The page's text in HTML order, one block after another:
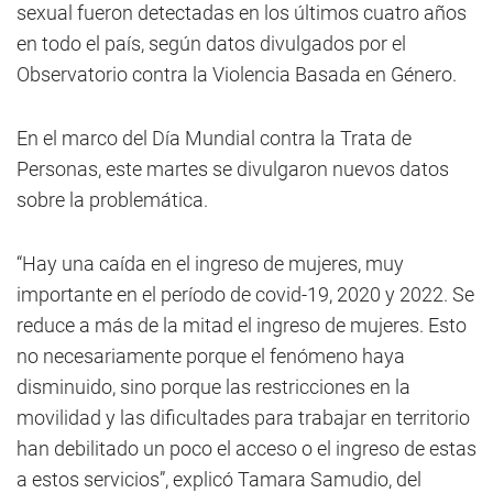
sexual fueron detectadas en los últimos cuatro años
en todo el país, según datos divulgados por el
Observatorio contra la Violencia Basada en Género.
En el marco del Día Mundial contra la Trata de
Personas, este martes se divulgaron nuevos datos
sobre la problemática.
“Hay una caída en el ingreso de mujeres, muy
importante en el período de covid-19, 2020 y 2022. Se
reduce a más de la mitad el ingreso de mujeres. Esto
no necesariamente porque el fenómeno haya
disminuido, sino porque las restricciones en la
movilidad y las dificultades para trabajar en territorio
han debilitado un poco el acceso o el ingreso de estas
a estos servicios”, explicó Tamara Samudio, del